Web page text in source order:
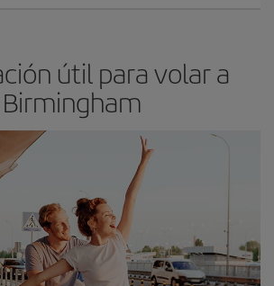
útil para volar a
Birmingham